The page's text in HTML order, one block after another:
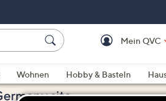
Mein QVC
Wohnen Hobby & Basteln